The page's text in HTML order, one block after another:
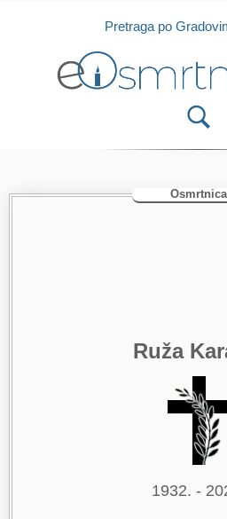
Isprobajte našu Android i IOS
Pretraga po
Osmrtnica
Ruža
1932. -